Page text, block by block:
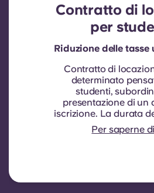
Contratto di
per
Riduzione delle tasse
Contratto di
determinato
studenti,
presentazione di un
iscrizione. La durata
di nove mesi. Il
automatico, ma
idoneità quali una
Per saperne